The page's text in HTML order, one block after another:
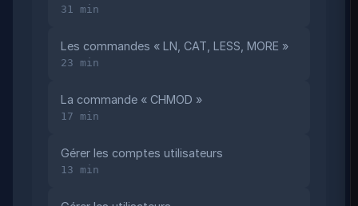
31 min
Les commandes « LN, CAT, LESS, MORE »
23 min
La commande « CHMOD »
17 min
Gérer les comptes utilisateurs
13 min